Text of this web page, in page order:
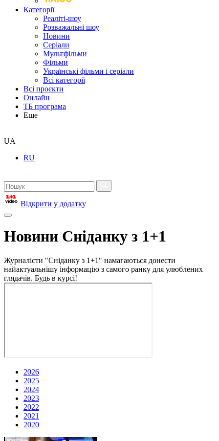
Категорії
Реаліті-шоу
Розважальні шоу
Новини
Серіали
Мультфільми
Фільми
Українські фільми і серіали
Всі категорії
Всі проєкти
Онлайн
ТБ програма
Еще
UA
RU
Відкрити у додатку
Новини Сніданку з 1+1
Журналісти "Сніданку з 1+1" намагаються донести
найактуальнішу інформацію з самого ранку для улюблених
глядачів. Будь в курсі!
2026
2025
2024
2023
2022
2021
2020